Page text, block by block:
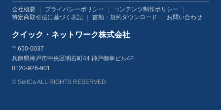
会社概要 プライバシーポリシー コンテンツ制作ポリシー
特定商取引法に基づく表記
書類・規約ダウンロード お問い合わせ
クイック・ネットワーク株式会社
〒650-0037
兵庫県神戸市中央区明石町44 神戸御幸ビル4F
0120-926-901
© SellCa ALL RIGHTS RESERVED